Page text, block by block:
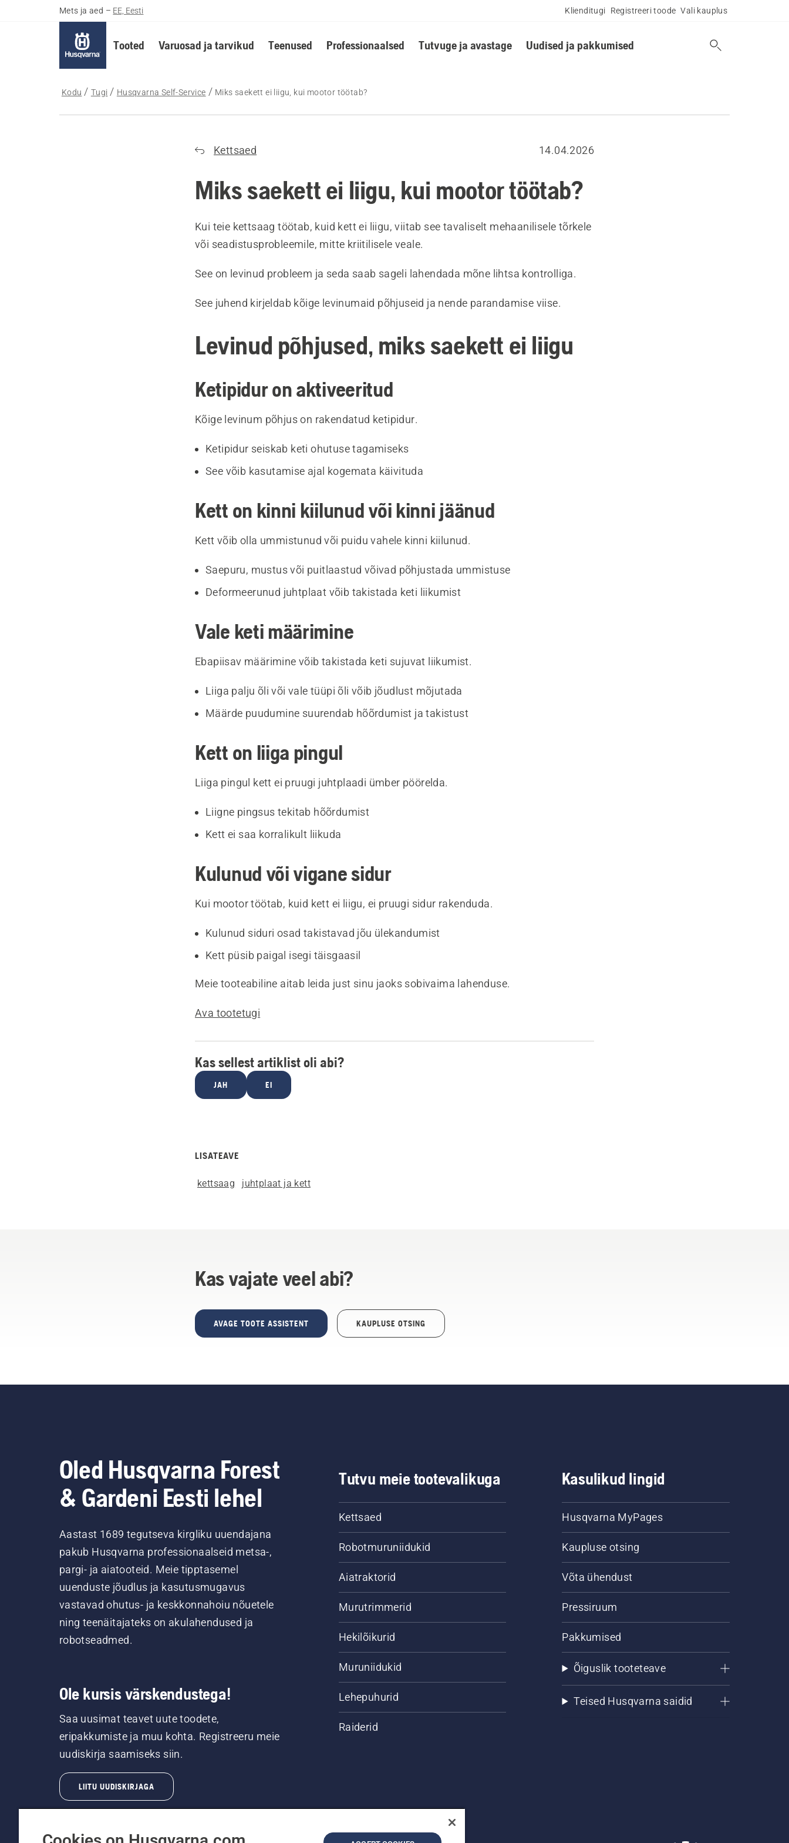
Mets ja aed – EE, Eesti Klienditugi Registreeri toode Vali kauplus
Tooted Varuosad ja tarvikud Teenused Professionaalsed Tutvuge ja avastage Uudised ja pakkumised
Kodu Tugi Husqvarna Self-Service Miks saekett ei liigu, kui mootor töötab?
Kettsaed 14.04.2026
Miks saekett ei liigu, kui mootor töötab?
Kui teie kettsaag töötab, kuid kett ei liigu, viitab see tavaliselt mehaanilisele tõrkele
või seadistusprobleemile, mitte kriitilisele veale.
See on levinud probleem ja seda saab sageli lahendada mõne lihtsa kontrolliga.
See juhend kirjeldab kõige levinumaid põhjuseid ja nende parandamise viise.
Levinud põhjused, miks saekett ei liigu
Ketipidur on aktiveeritud
Kõige levinum põhjus on rakendatud ketipidur.
Ketipidur seiskab keti ohutuse tagamiseks
See võib kasutamise ajal kogemata käivituda
Kett on kinni kiilunud või kinni jäänud
Kett võib olla ummistunud või puidu vahele kinni kiilunud.
Saepuru, mustus või puitlaastud võivad põhjustada ummistuse
Deformeerunud juhtplaat võib takistada keti liikumist
Vale keti määrimine
Ebapiisav määrimine võib takistada keti sujuvat liikumist.
Liiga palju õli või vale tüüpi õli võib jõudlust mõjutada
Määrde puudumine suurendab hõõrdumist ja takistust
Kett on liiga pingul
Liiga pingul kett ei pruugi juhtplaadi ümber pöörelda.
Liigne pingsus tekitab hõõrdumist
Kett ei saa korralikult liikuda
Kulunud või vigane sidur
Kui mootor töötab, kuid kett ei liigu, ei pruugi sidur rakenduda.
Kulunud siduri osad takistavad jõu ülekandumist
Kett püsib paigal isegi täisgaasil
Meie tooteabiline aitab leida just sinu jaoks sobivaima lahenduse.
Ava tootetugi
Kas sellest artiklist oli abi?
JAH EI
LISATEAVE
kettsaag juhtplaat ja kett
Kas vajate veel abi?
AVAGE TOOTE ASSISTENT KAUPLUSE OTSING
Oled Husqvarna Forest
& Gardeni Eesti lehel
Aastast 1689 tegutseva kirgliku uuendajana
pakub Husqvarna professionaalseid metsa-,
pargi- ja aiatooteid. Meie tipptasemel
uuenduste jõudlus ja kasutusmugavus
vastavad ohutus- ja keskkonnahoiu nõuetele
ning teenäitajateks on akulahendused ja
robotseadmed.
Ole kursis värskendustega!
Saa uusimat teavet uute toodete,
eripakkumiste ja muu kohta. Registreeru meie
uudiskirja saamiseks siin.
LIITU UUDISKIRJAGA
Tutvu meie tootevalikuga
Kettsaed
Robotmuruniidukid
Aiatraktorid
Murutrimmerid
Hekilõikurid
Muruniidukid
Lehepuhurid
Raiderid
Kasulikud lingid
Husqvarna MyPages
Kaupluse otsing
Võta ühendust
Pressiruum
Pakkumised
Õiguslik tooteteave
Teised Husqvarna saidid